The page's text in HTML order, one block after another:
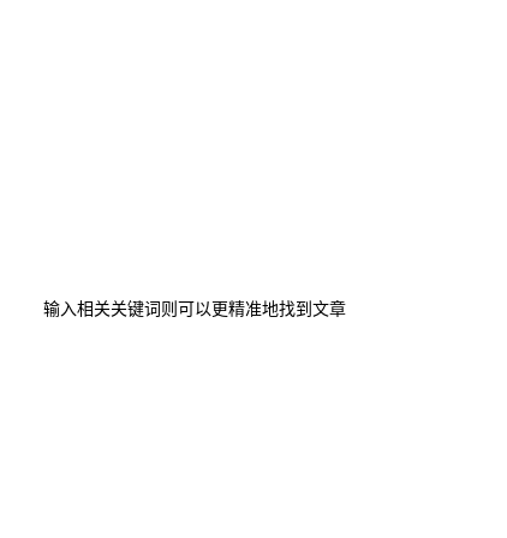
输入相关关键词则可以更精准地找到文章